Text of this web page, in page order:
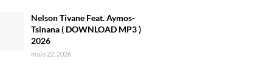
Nelson Tivane Feat. Aymos-
Tsinana ( DOWNLOAD MP3 )
2026
maio 22, 2026